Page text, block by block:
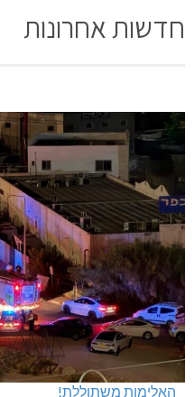
חדשות אחרונות